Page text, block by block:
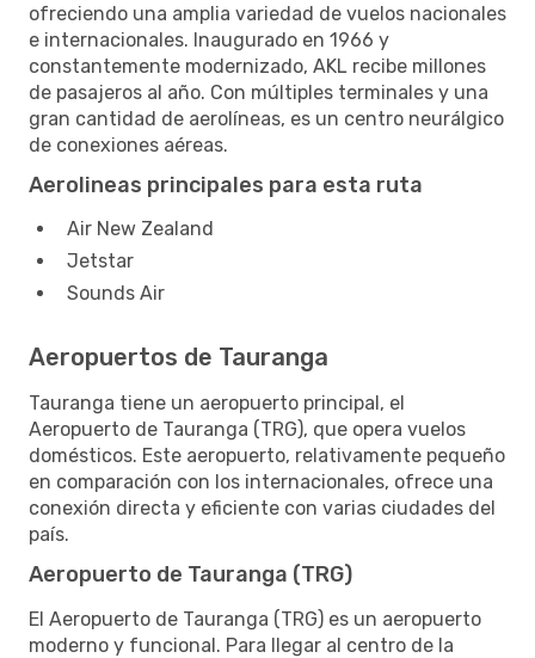
ofreciendo una amplia variedad de vuelos nacionales
e internacionales. Inaugurado en 1966 y
constantemente modernizado, AKL recibe millones
de pasajeros al año. Con múltiples terminales y una
gran cantidad de aerolíneas, es un centro neurálgico
de conexiones aéreas.
Aerolineas principales para esta ruta
Air New Zealand
Jetstar
Sounds Air
Aeropuertos de Tauranga
Tauranga tiene un aeropuerto principal, el
Aeropuerto de Tauranga (TRG), que opera vuelos
domésticos. Este aeropuerto, relativamente pequeño
en comparación con los internacionales, ofrece una
conexión directa y eficiente con varias ciudades del
país.
Aeropuerto de Tauranga (TRG)
El Aeropuerto de Tauranga (TRG) es un aeropuerto
moderno y funcional. Para llegar al centro de la